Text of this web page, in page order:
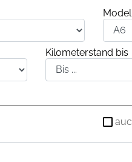
Kilometerstand bis